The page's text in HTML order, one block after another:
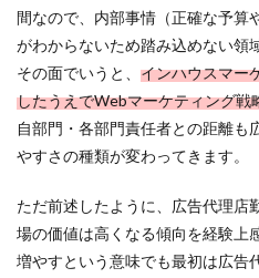
間なので、内部事情（正確な予算
がわからないため踏み込めない領
その面でいうと、 インハウスマー
したうえでWebマーケティング戦
自部門・各部門責任者との距離も
やすさの種類が変わってきます。
ただ前述したように、広告代理店
場の価値は高くなる傾向を経験上
増やすという意味でも最初は広告